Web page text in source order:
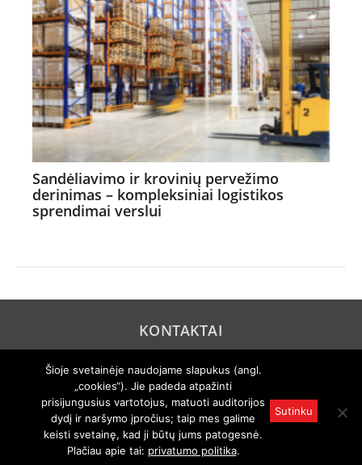
Sandėliavimo ir krovinių pervežimo
derinimas – kompleksiniai logistikos
sprendimai verslui
KONTAKTAI
PRIVATUMO POLITIKA
© 2005 "Axel Springer AG". Visos teisės išsaugomos. Rengiama
pagal "Auto Bild" licenciją.
Draudžiamas visas ar dalinis atgaminimas bet kokiu būdu kuria
nors kalba be išankstinio raštiško leidimo.
Šioje svetainėje naudojame slapukus (angl.
„cookies“). Jie padeda atpažinti
prisijungusius vartotojus, matuoti auditorijos
dydį ir naršymo įpročius; taip mes galime
keisti svetainę, kad ji būtų jums patogesnė.
Plačiau apie tai: privatumo politika.
Sutinku